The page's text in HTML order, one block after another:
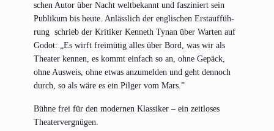
schen Autor über Nacht welt­be­kannt und fas­zi­niert sein
Publi­kum bis heu­te. Anläss­lich der eng­li­schen Erst­auf­füh­
rung schrieb der Kri­ti­ker Ken­neth Tyn­an über War­ten auf
Godot: „Es wirft frei­mü­tig alles über Bord, was wir als
Thea­ter ken­nen, es kommt ein­fach so an, ohne Gepäck,
ohne Aus­weis, ohne etwas anzu­mel­den und geht den­noch
durch, so als wäre es ein Pil­ger vom Mars.”
Büh­ne frei für den moder­nen Klas­si­ker – ein zeit­lo­ses
Theatervergnügen.